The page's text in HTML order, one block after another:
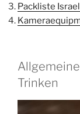
Packliste
Trinken